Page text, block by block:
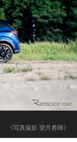
《写真撮影 望月勇輝》